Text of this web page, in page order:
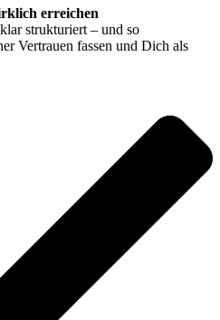
erreichen
strukturiert – und so
Vertrauen fassen und Dich als